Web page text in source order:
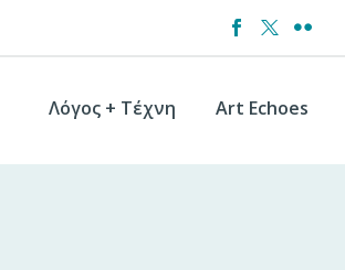
Λόγος + Τέχνη Art Echoes